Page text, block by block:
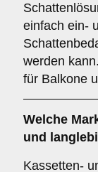
einfach ein-
werden
für Balkone
Welche
und
Kassetten-